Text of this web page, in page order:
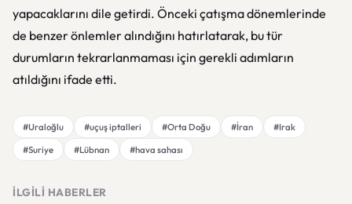
yapacaklarını dile getirdi. Önceki çatışma dönemlerinde
de benzer önlemler alındığını hatırlatarak, bu tür
durumların tekrarlanmaması için gerekli adımların
atıldığını ifade etti.
#Uraloğlu #uçuş iptalleri #Orta Doğu #İran
#Irak
#Suriye
#Lübnan #hava sahası
İLGILI HABERLER